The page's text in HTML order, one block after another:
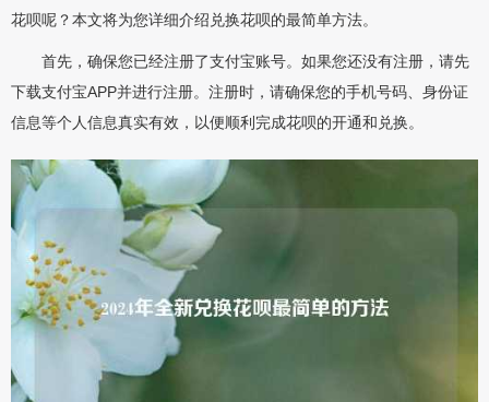
花呗呢？本文将为您详细介绍兑换花呗的最简单方法。
首先，确保您已经注册了支付宝账号。如果您还没有注册，请先
下载支付宝APP并进行注册。注册时，请确保您的手机号码、身份证
信息等个人信息真实有效，以便顺利完成花呗的开通和兑换。